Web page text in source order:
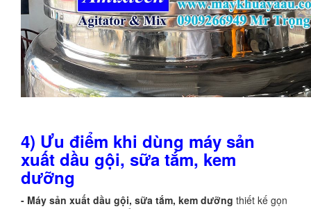
4) Ưu điểm khi dùng máy sản
xuất dầu gội, sữa tắm, kem
dưỡng
- Máy sản xuất dầu gội, sữa tắm, kem dưỡng thiết kế gọn